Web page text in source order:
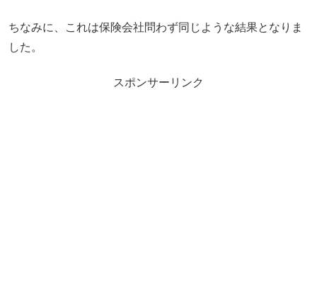
ちなみに、これは保険会社問わず同じような結果となりま
した。
スポンサーリンク